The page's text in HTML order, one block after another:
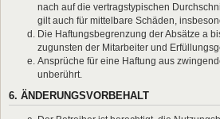
nach auf die vertragstypischen
gilt auch für mittelbare Schäden,
Die Haftungsbegrenzung der Absätze a
zugunsten der Mitarbeiter und
Ansprüche für eine Haftung aus
unberührt.
6. ÄNDERUNGSVORBEHALT